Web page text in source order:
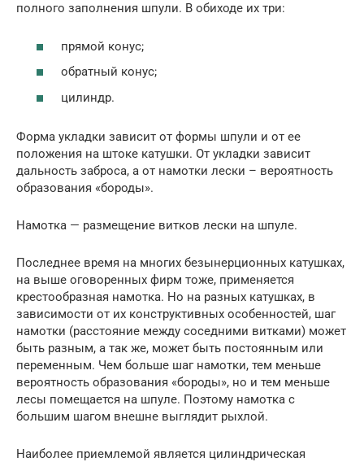
полного заполнения шпули. В обиходе их три:
прямой конус;
обратный конус;
цилиндр.
Форма укладки зависит от формы шпули и от ее
положения на штоке катушки. От укладки зависит
дальность заброса, а от намотки лески – вероятность
образования «бороды».
Намотка — размещение витков лески на шпуле.
Последнее время на многих безынерционных катушках,
на выше оговоренных фирм тоже, применяется
крестообразная намотка. Но на разных катушках, в
зависимости от их конструктивных особенностей, шаг
намотки (расстояние между соседними витками) может
быть разным, а так же, может быть постоянным или
переменным. Чем больше шаг намотки, тем меньше
вероятность образования «бороды», но и тем меньше
лесы помещается на шпуле. Поэтому намотка с
большим шагом внешне выглядит рыхлой.
Наиболее приемлемой является цилиндрическая